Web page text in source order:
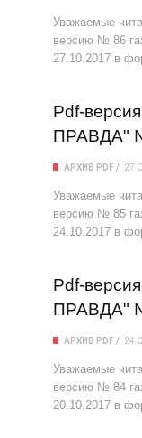
Уважаемые
версию № 86
27.10.2017 в
Pdf-
ПРАВДА"
АРХИВ PDF 27
Уважаемые
версию № 85
24.10.2017 в
Pdf-
ПРАВДА"
АРХИВ PDF 24
Уважаемые
версию № 84
20.10.2017 в